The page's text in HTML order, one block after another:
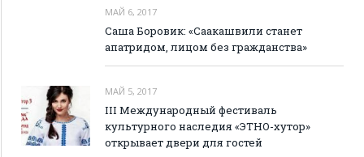
МАЙ 6, 2017
Саша Боровик: «Саакашвили станет
апатридом, лицом без гражданства»
МАЙ 5, 2017
III Международный фестиваль
культурного наследия «ЭТНО-хутор»
открывает двери для гостей